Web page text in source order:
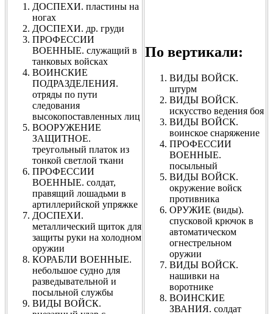
ДОСПЕХИ. пластины на
ногах
ДОСПЕХИ. др. груди
ПРОФЕССИИ
ВОЕННЫЕ. служащий в
танковых войсках
ВОИНСКИЕ
ПОДРАЗДЕЛЕНИЯ.
отряды по пути
следования
высокопоставленных лиц
ВООРУЖЕНИЕ
ЗАЩИТНОЕ.
треугольный платок из
тонкой светлой ткани
ПРОФЕССИИ
ВОЕННЫЕ. солдат,
правящий лошадьми в
артиллерийской упряжке
ДОСПЕХИ.
металлический щиток для
защиты руки на холодном
оружии
КОРАБЛИ ВОЕННЫЕ.
небольшое судно для
разведывательной и
посыльной службы
ВИДЫ ВОЙСК.
По вертикали:
ВИДЫ ВОЙСК.
штурм
ВИДЫ ВОЙСК.
искусство ведения боя
ВИДЫ ВОЙСК.
воинское снаряжение
ПРОФЕССИИ
ВОЕННЫЕ.
посыльный
ВИДЫ ВОЙСК.
окружение войск
противника
ОРУЖИЕ (виды).
спусковой крючок в
автоматическом
огнестрельном
оружии
ВИДЫ ВОЙСК.
нашивки на
воротнике
ВОИНСКИЕ
ЗВАНИЯ. солдат